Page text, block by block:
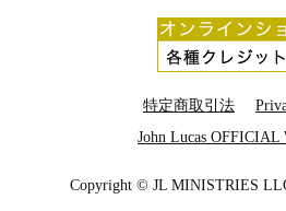
特定商取引法
John Lucas OFFICIAL
Copyright © JL MINISTRIES